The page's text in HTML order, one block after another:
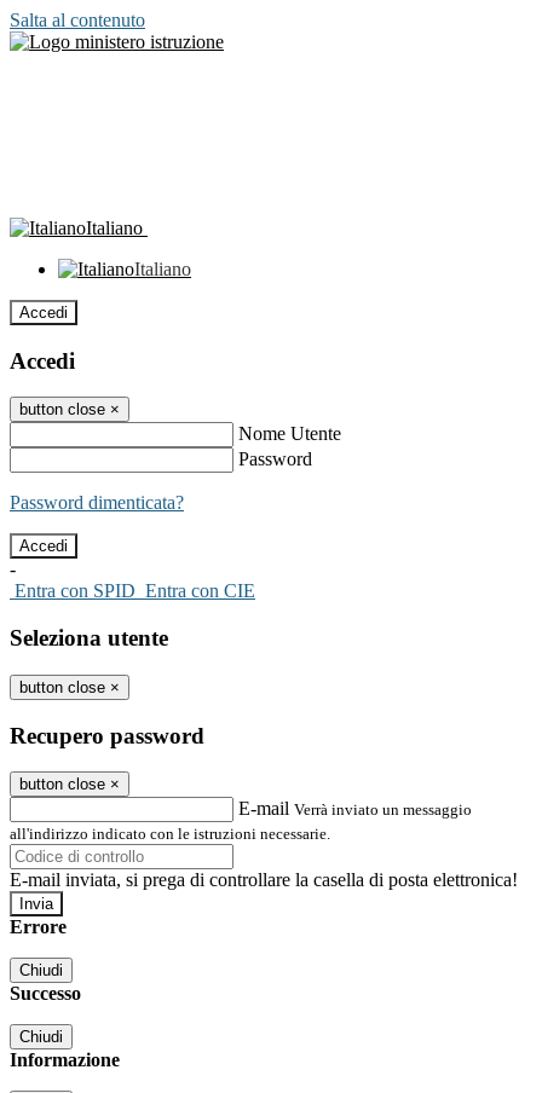
Salta al contenuto
Italiano
Italiano
Accedi
Accedi
button close ×
Nome Utente
Password
Password dimenticata?
-
Entra con SPID Entra con CIE
Seleziona utente
button close ×
Recupero password
button close ×
E-mail Verrà inviato un messaggio
all'indirizzo indicato con le istruzioni necessarie.
E-mail inviata, si prega di controllare la casella di posta elettronica!
Errore
Chiudi
Successo
Chiudi
Informazione